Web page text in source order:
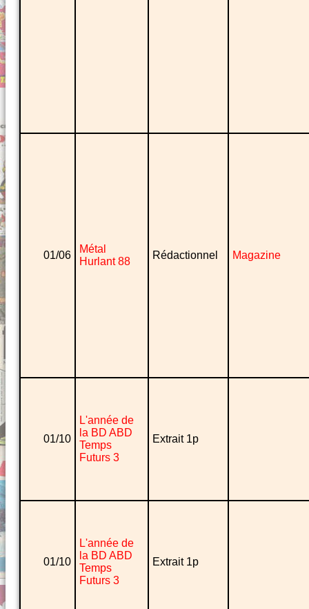
01/06
Métal
Hurlant 88
Rédactionnel Magazine
01/10
L'année de
la BD ABD
Temps
Futurs 3
Extrait 1p
01/10
L'année de
la BD ABD
Temps
Futurs 3
Extrait 1p